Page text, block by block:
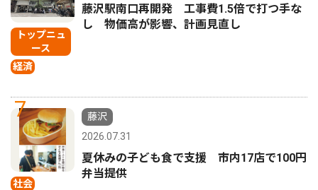
トップニュ
ース
経済
藤沢駅南口再開発 工事費1.5倍で打つ手な
し 物価高が影響、計画見直し
7
社会
藤沢
2026.07.31
夏休みの子ども食で支援 市内17店で100円
弁当提供